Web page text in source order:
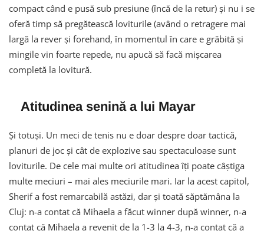
compact când e pusă sub presiune (încă de la retur) și nu i se
oferă timp să pregătească loviturile (având o retragere mai
largă la rever și forehand, în momentul în care e grăbită și
mingile vin foarte repede, nu apucă să facă mișcarea
completă la lovitură.
Atitudinea senină a lui Mayar
Și totuși. Un meci de tenis nu e doar despre doar tactică,
planuri de joc și cât de explozive sau spectaculoase sunt
loviturile. De cele mai multe ori atitudinea îți poate câștiga
multe meciuri – mai ales meciurile mari. Iar la acest capitol,
Sherif a fost remarcabilă astăzi, dar și toată săptămâna la
Cluj: n-a contat că Mihaela a făcut winner după winner, n-a
contat că Mihaela a revenit de la 1-3 la 4-3, n-a contat că a